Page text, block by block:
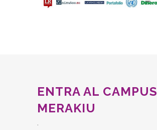
ENTRA AL CAMPUS
MERAKIU
.